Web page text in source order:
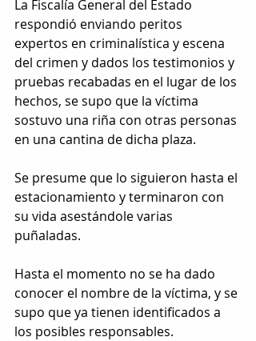
La Fiscalía General del Estado
respondió enviando peritos
expertos en criminalística y escena
del crimen y dados los testimonios y
pruebas recabadas en el lugar de los
hechos, se supo que la víctima
sostuvo una riña con otras personas
en una cantina de dicha plaza.
Se presume que lo siguieron hasta el
estacionamiento y terminaron con
su vida asestándole varias
puñaladas.
Hasta el momento no se ha dado
conocer el nombre de la víctima, y se
supo que ya tienen identificados a
los posibles responsables.